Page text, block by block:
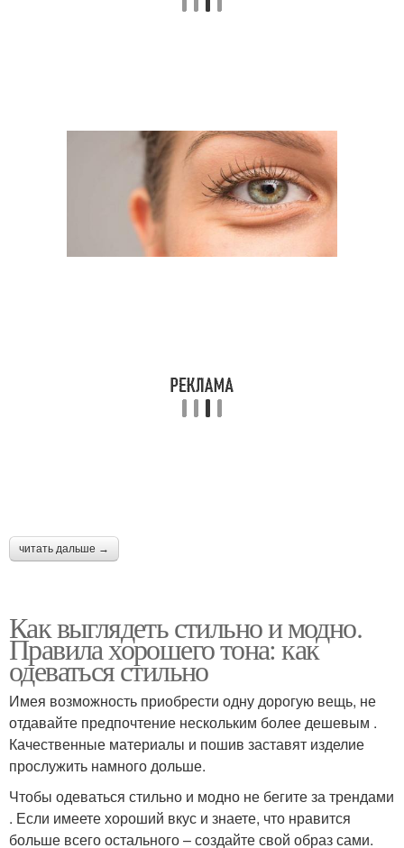
читать дальше →
Как выглядеть стильно и модно.
Правила хорошего тона: как
одеваться стильно
Имея возможность приобрести одну дорогую вещь, не
отдавайте предпочтение нескольким более дешевым .
Качественные материалы и пошив заставят изделие
прослужить намного дольше.
Чтобы одеваться стильно и модно не бегите за трендами
. Если имеете хороший вкус и знаете, что нравится
больше всего остального – создайте свой образ сами.